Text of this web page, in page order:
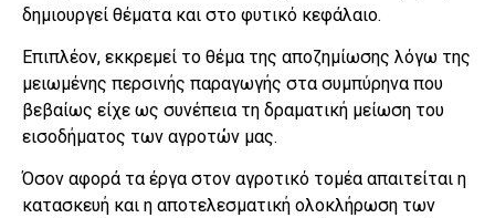
δημιουργεί θέματα και στο φυτικό κεφάλαιο.
Επιπλέον, εκκρεμεί το θέμα της αποζημίωσης λόγω της
μειωμένης περσινής παραγωγής στα συμπύρηνα που
βεβαίως είχε ως συνέπεια τη δραματική μείωση του
εισοδήματος των αγροτών μας.
Όσον αφορά τα έργα στον αγροτικό τομέα απαιτείται η
κατασκευή και η αποτελεσματική ολοκλήρωση των